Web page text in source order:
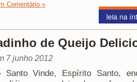
Comentário »
leia na
de Queijo
7 junho 2012
Santo Vinde, Espírito Santo,